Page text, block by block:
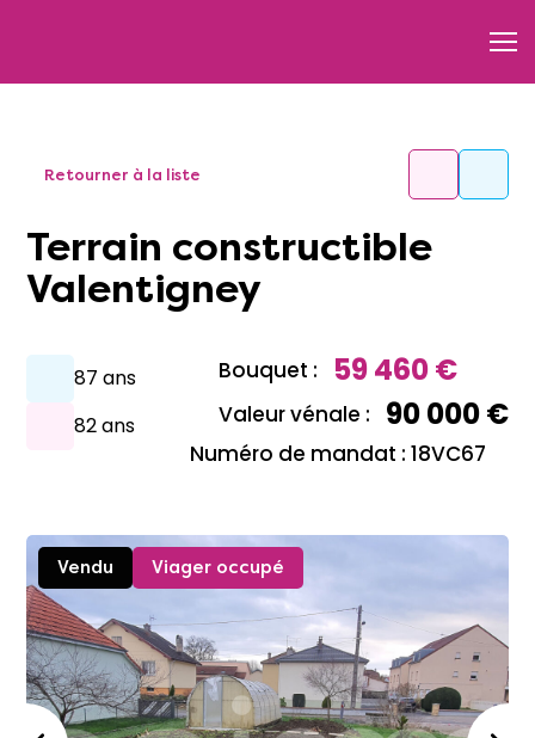
Retourner à la liste
Terrain constructible
Valentigney
87 ans
82 ans
Bouquet : 59 460 €
Valeur vénale : 90 000 €
Numéro de mandat : 18VC67
Vendu Viager occupé